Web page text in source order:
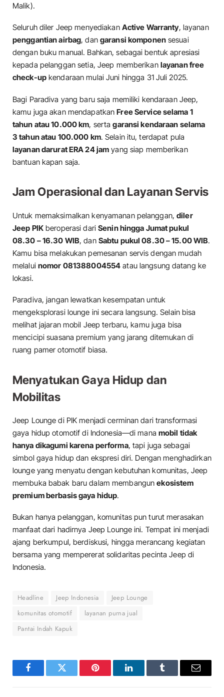
Malik).
Seluruh diler Jeep menyediakan Active Warranty, layanan
penggantian airbag, dan garansi komponensesuai
dengan buku manual. Bahkan, sebagai bentuk apresiasi
kepada pelanggan setia, Jeep memberikan layanan free
check-upkendaraan mulai Juni hingga 31 Juli 2025.
Bagi Paradiva yang baru saja memiliki kendaraan Jeep,
kamu juga akan mendapatkanFree Service selama 1
tahun atau 10.000 km, sertagaransi kendaraan selama
3 tahun atau 100.000 km. Selain itu, terdapat pula
layanan darurat ERA 24 jam yang siap memberikan
bantuan kapan saja.
Jam Operasional dan Layanan Servis
Untuk memaksimalkan kenyamanan pelanggan,diler
Jeep PIKberoperasi dariSenin hingga Jumat pukul
08.30 – 16.30 WIB, dan Sabtu pukul 08.30 – 15.00 WIB.
Kamu bisa melakukan pemesanan servis dengan mudah
melalui nomor 081388004554 atau langsung datang ke
lokasi.
Paradiva, jangan lewatkan kesempatan untuk
mengeksplorasi lounge ini secara langsung. Selain bisa
melihat jajaran mobil Jeep terbaru, kamu juga bisa
mencicipi suasana premium yang jarang ditemukan di
ruang pamer otomotif biasa.
Menyatukan Gaya Hidup dan
Mobilitas
Jeep Lounge di PIK menjadi cerminan dari transformasi
gaya hidup otomotif di Indonesia—di mana mobil tidak
hanya dikagumi karena performa, tapi juga sebagai
simbol gaya hidup dan ekspresi diri. Dengan menghadirkan
lounge yang menyatu dengan kebutuhan komunitas, Jeep
membuka babak baru dalam membangunekosistem
premium berbasis gaya hidup.
Bukan hanya pelanggan, komunitas pun turut merasakan
manfaat dari hadirnya Jeep Lounge ini. Tempat ini menjadi
ajang berkumpul, berdiskusi, hingga merancang kegiatan
bersama yang mempererat solidaritas pecinta Jeep di
Indonesia.
Headline Jeep Indonesia
Jeep Lounge
komunitas otomotif
layanan purna jual
Pantai Indah Kapuk
FacebookTwitter Pinterest LinkedInTumblr Email